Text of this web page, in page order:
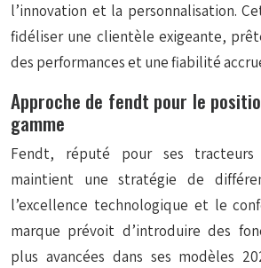
l’innovation et la personnalisation.
fidéliser une clientèle exigeante,
des performances et une fiabilité
Approche de fendt pour le
gamme
Fendt, réputé pour ses
maintient une stratégie de
l’excellence technologique et le
marque prévoit d’introduire des
plus avancées dans ses modèles